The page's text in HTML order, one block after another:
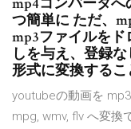
mp4コンバータ
つ簡単に ただ、
mp3ファイルを
しを与え、登録
形式に変換するこ
youtubeの動画を
mpg, wmv, flv へ変換